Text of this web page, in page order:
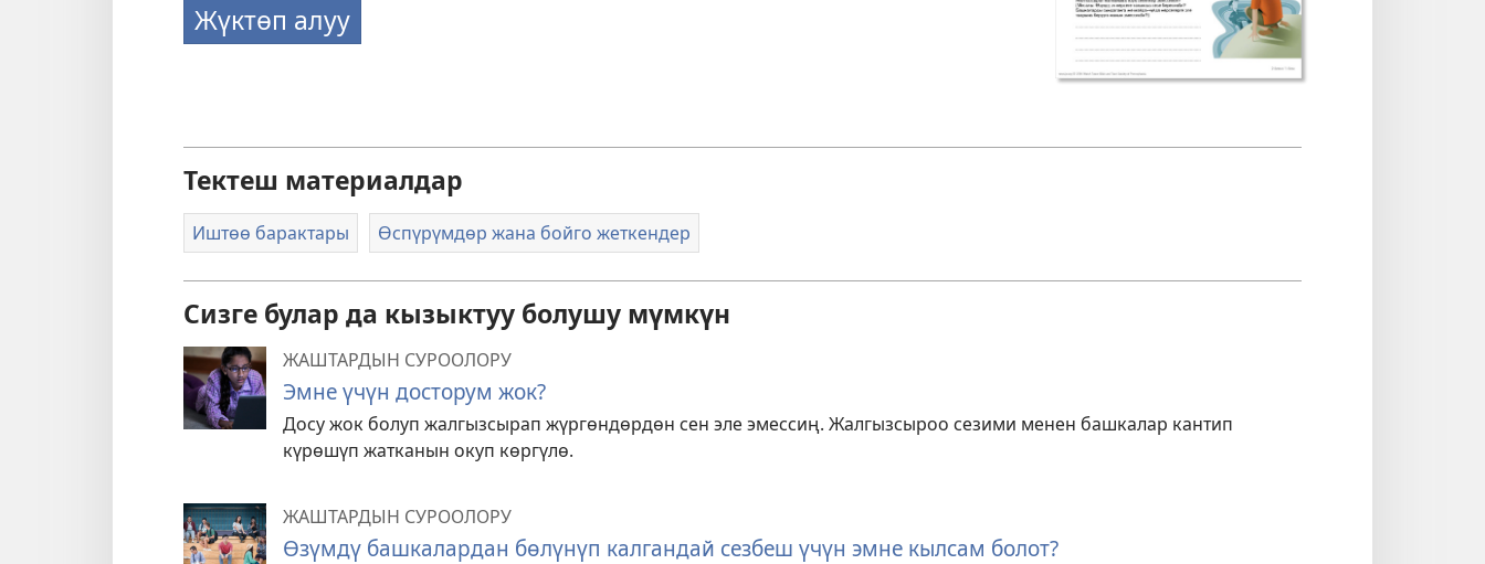
Жүктөп алуу
Тектеш материалдар
Иштөө барактары Өспүрүмдөр жана бойго жеткендер
Сизге булар да кызыктуу болушу мүмкүн
ЖАШТАРДЫН СУРООЛОРУ
Эмне үчүн досторум жок?
Досу жок болуп жалгызсырап жүргөндөрдөн сен эле эмессиң. Жалгызсыроо сезими менен башкалар кантип
күрөшүп жатканын окуп көргүлө.
ЖАШТАРДЫН СУРООЛОРУ
Өзүмдү башкалардан бөлүнүп калгандай сезбеш үчүн эмне кылсам болот?